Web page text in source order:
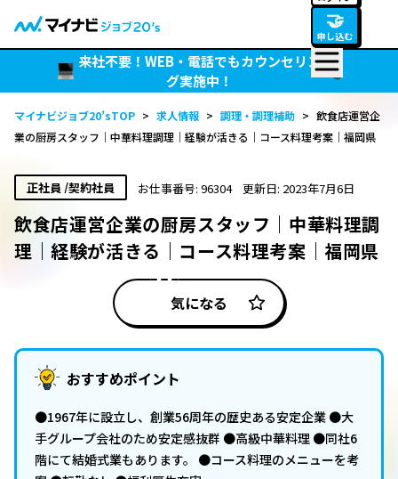
🤝
申し込む
来社不要！WEB・電話でもカウンセリン
グ実施中！
マイナビジョブ20’sTOP > 求人情報 > 調理・調理補助 > 飲食店運営企
業の厨房スタッフ｜中華料理調理｜経験が活きる｜コース料理考案｜福岡県
正社員 /契約社員 お仕事番号: 96304 更新日: 2023年7月6日
飲食店運営企業の厨房スタッフ｜中華料理調
理｜経験が活きる｜コース料理考案｜福岡県
気になる
おすすめポイント
●1967年に設立し、創業56周年の歴史ある安定企業 ●大
手グループ会社のため安定感抜群 ●高級中華料理 ●同社6
階にて結婚式業もあります。 ●コース料理のメニューを考